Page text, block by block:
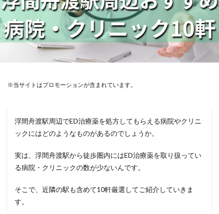
※当サイトはプロモーションが含まれています。
浮間舟渡駅周辺でED治療薬を処方してもらえる病院やクリニ
ックにはどのようなものがあるのでしょうか。
実は、浮間舟渡駅から徒歩圏内にはED治療薬を取り扱ってい
る病院・クリニックの数が少ないんです。
そこで、近隣の駅も含めて10軒厳選してご紹介していきま
す。